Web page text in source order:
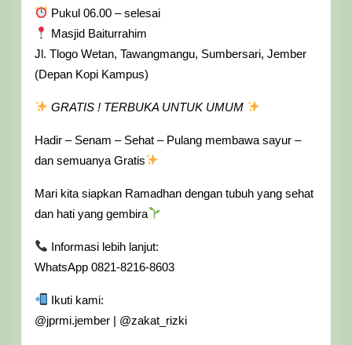
Pukul 06.00 – selesai
Masjid Baiturrahim
Jl. Tlogo Wetan, Tawangmangu, Sumbersari, Jember
(Depan Kopi Kampus)
GRATIS ! TERBUKA UNTUK UMUM
Hadir – Senam – Sehat – Pulang membawa sayur –
dan semuanya Gratis
Mari kita siapkan Ramadhan dengan tubuh yang sehat
dan hati yang gembira
Informasi lebih lanjut:
WhatsApp 0821-8216-8603
Ikuti kami:
@jprmi.jember | @zakat_rizki